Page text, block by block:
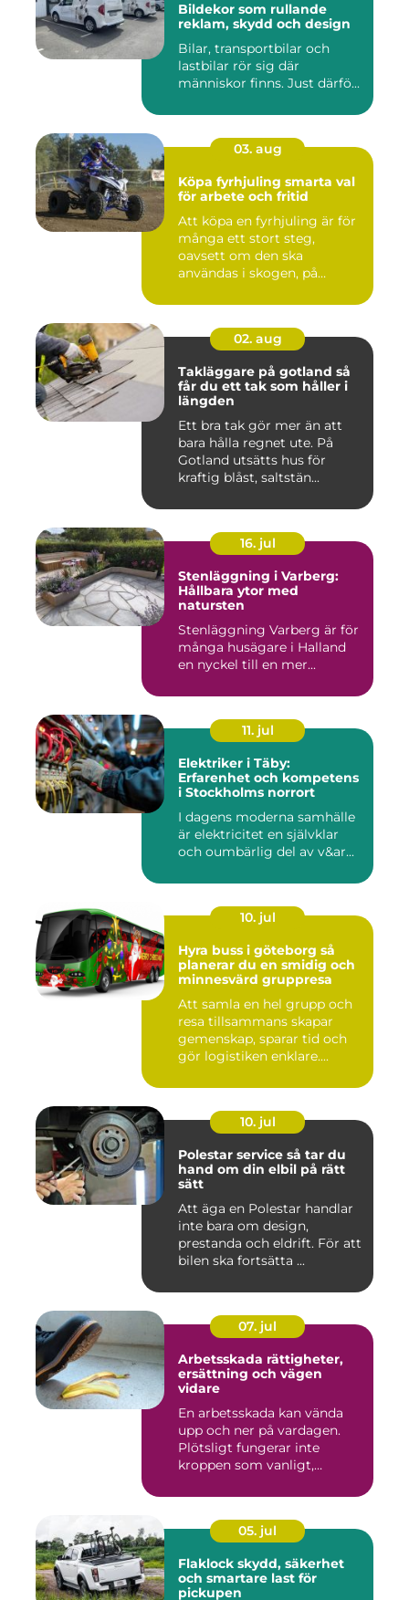
Bildekor som rullande
reklam, skydd och design
Bilar, transportbilar och
lastbilar rör sig där
människor finns. Just därfö...
03. aug
Köpa fyrhjuling smarta val
för arbete och fritid
Att köpa en fyrhjuling är för
många ett stort steg,
oavsett om den ska
användas i skogen, på
02. aug
Takläggare på gotland så
får du ett tak som håller i
längden
Ett bra tak gör mer än att
bara hålla regnet ute. På
Gotland utsätts hus för
kraftig blåst, saltstän...
16. jul
Stenläggning i Varberg:
Hållbara ytor med
natursten
Stenläggning Varberg är för
många husägare i Halland
en nyckel till en mer...
11. jul
Elektriker i Täby:
Erfarenhet och kompetens
i Stockholms norrort
I dagens moderna samhälle
är elektricitet en självklar
och oumbärlig del av v&ar...
10. jul
Hyra buss i göteborg så
planerar du en smidig och
minnesvärd gruppresa
Att samla en hel grupp och
resa tillsammans skapar
gemenskap, sparar tid och
gör logistiken enklare....
10. jul
Polestar service så tar du
hand om din elbil på rätt
sätt
Att äga en Polestar handlar
inte bara om design,
prestanda och eldrift. För att
bilen ska fortsätta ...
07. jul
Arbetsskada rättigheter,
ersättning och vägen
vidare
En arbetsskada kan vända
upp och ner på vardagen.
Plötsligt fungerar inte
kroppen som vanligt,
05. jul
Flaklock skydd, säkerhet
och smartare last för
pickupen